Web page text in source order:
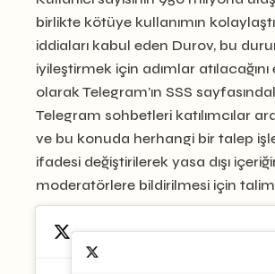
birlikte kötüye kullanımın
iddiaları kabul eden Durov, bu
iyileştirmek için adımlar
olarak Telegram’ın SSS
Telegram sohbetleri katılımcılar
ve bu konuda herhangi bir talep
ifadesi değiştirilerek yasa dışı
moderatörlere bildirilmesi için